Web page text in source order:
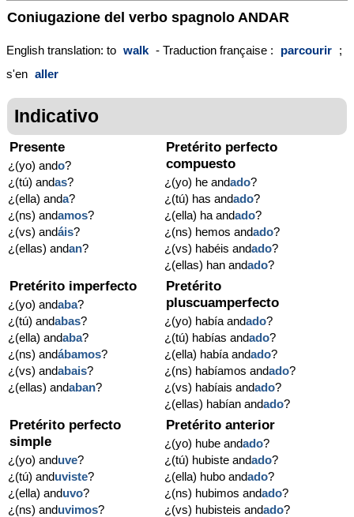
Coniugazione del verbo spagnolo ANDAR
English translation: to walk - Traduction française : parcourir ;
s'en aller
Indicativo
Presente
¿(yo) ando?
¿(tú) andas?
¿(ella) anda?
¿(ns) andamos?
¿(vs) andáis?
¿(ellas) andan?
Pretérito perfecto
compuesto
¿(yo) he andado?
¿(tú) has andado?
¿(ella) ha andado?
¿(ns) hemos andado?
¿(vs) habéis andado?
¿(ellas) han andado?
Pretérito imperfecto
¿(yo) andaba?
¿(tú) andabas?
¿(ella) andaba?
¿(ns) andábamos?
¿(vs) andabais?
¿(ellas) andaban?
Pretérito
pluscuamperfecto
¿(yo) había andado?
¿(tú) habías andado?
¿(ella) había andado?
¿(ns) habíamos andado?
¿(vs) habíais andado?
¿(ellas) habían andado?
Pretérito perfecto
simple
¿(yo) anduve?
¿(tú) anduviste?
¿(ella) anduvo?
¿(ns) anduvimos?
Pretérito anterior
¿(yo) hube andado?
¿(tú) hubiste andado?
¿(ella) hubo andado?
¿(ns) hubimos andado?
¿(vs) hubisteis andado?